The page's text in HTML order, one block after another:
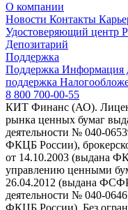
О компании
Новости Контакты
Удостоверяющий центр
Депозитарий
Поддержка
Поддержка Информация
поддержка
8 800 700-00-55
КИТ Финанс (АО).
рынка ценных бумаг
деятельности № 040-
ФКЦБ России),
от 14.10.2003 (выдана
управлению ценными
26.04.2012 (выдана
деятельности № 040-
ФКЦБ России). Без